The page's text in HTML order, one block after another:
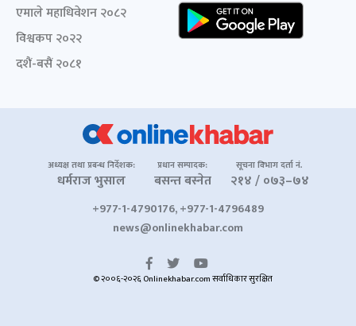
एमाले महाधिवेशन २०८२
विश्वकप २०२२
दशैं-बसैं २०८१
अध्यक्ष तथा प्रबन्ध निर्देशक:
धर्मराज भुसाल
प्रधान सम्पादक:
बसन्त बस्नेत
सूचना विभाग दर्ता नं.
२१४ / ०७३–७४
+977-1-4790176, +977-1-4796489
news@onlinekhabar.com
© २००६-२०२६ Onlinekhabar.com सर्वाधिकार सुरक्षित